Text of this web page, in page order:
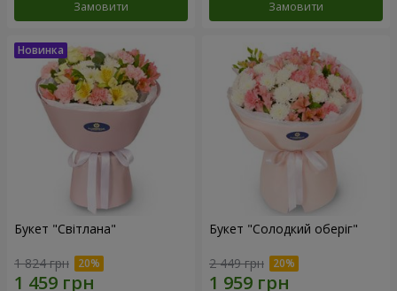
Замовити Замовити
Букет "Світлана"
1 824 грн
Букет "Солодкий оберіг"
2 449 грн